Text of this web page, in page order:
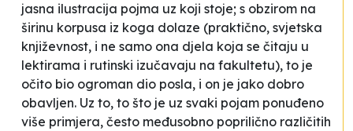
jasna ilustracija pojma uz koji stoje; s obzirom na
širinu korpusa iz koga dolaze (praktično, svjetska
književnost, i ne samo ona djela koja se čitaju u
lektirama i rutinski izučavaju na fakultetu), to je
očito bio ogroman dio posla, i on je jako dobro
obavljen. Uz to, to što je uz svaki pojam ponuđeno
više primjera, često međusobno poprilično različitih